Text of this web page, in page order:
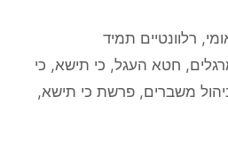
, רלוונטיים תמיד
, חטא העגל, כי תישא, כי
משברים, פרשת כי תישא,